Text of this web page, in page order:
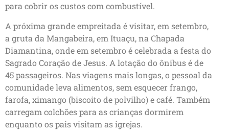
para cobrir os custos com combustível.
A próxima grande empreitada é visitar, em setembro,
a gruta da Mangabeira, em Ituaçu, na Chapada
Diamantina, onde em setembro é celebrada a festa do
Sagrado Coração de Jesus. A lotação do ônibus é de
45 passageiros. Nas viagens mais longas, o pessoal da
comunidade leva alimentos, sem esquecer frango,
farofa, ximango (biscoito de polvilho) e café. Também
carregam colchões para as crianças dormirem
enquanto os pais visitam as igrejas.